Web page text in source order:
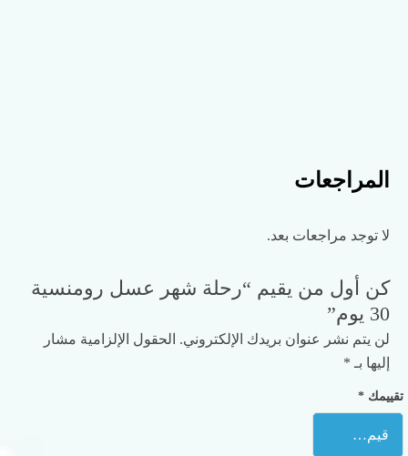
المراجعات
لا توجد مراجعات بعد.
كن أول من يقيم “رحلة شهر عسل رومنسية
30 يوم”
لن يتم نشر عنوان بريدك الإلكتروني. الحقول الإلزامية مشار
إليها بـ *
تقييمك *